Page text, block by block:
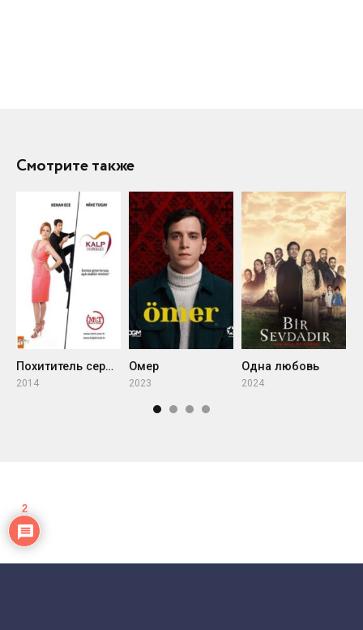
Смотрите также
Похититель сердец
2014
Омер
2023
Одна любовь
2024
2